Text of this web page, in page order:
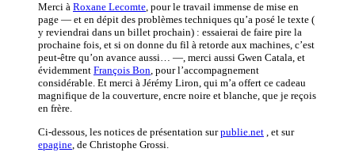
Merci à Roxane Lecomte, pour le travail immense de mise en
page — et en dépit des problèmes techniques qu’a posé le texte (
y reviendrai dans un billet prochain) : essaierai de faire pire la
prochaine fois, et si on donne du fil à retorde aux machines, c’est
peut-être qu’on avance aussi… —, merci aussi Gwen Catala, et
évidemment François Bon, pour l’accompagnement
considérable. Et merci à Jérémy Liron, qui m’a offert ce cadeau
magnifique de la couverture, encre noire et blanche, que je reçois
en frère.
Ci-dessous, les notices de présentation surpublie.net , et sur
epagine , de Christophe Grossi.